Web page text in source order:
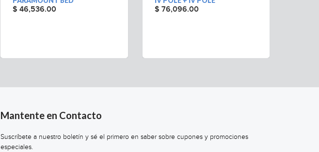
$ 46,536.00 $ 76,096.00
Mantente en Contacto
Suscríbete a nuestro boletín y sé el primero en saber sobre cupones y promociones
especiales.